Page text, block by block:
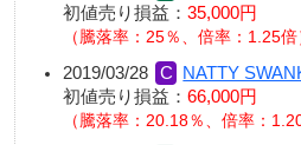
初値売り損益： 35,000円
騰落率：25％、倍率：1.25倍
2019/03/28
NATTY
初値売り損益： 66,000円
騰落率：20.18％、倍率：